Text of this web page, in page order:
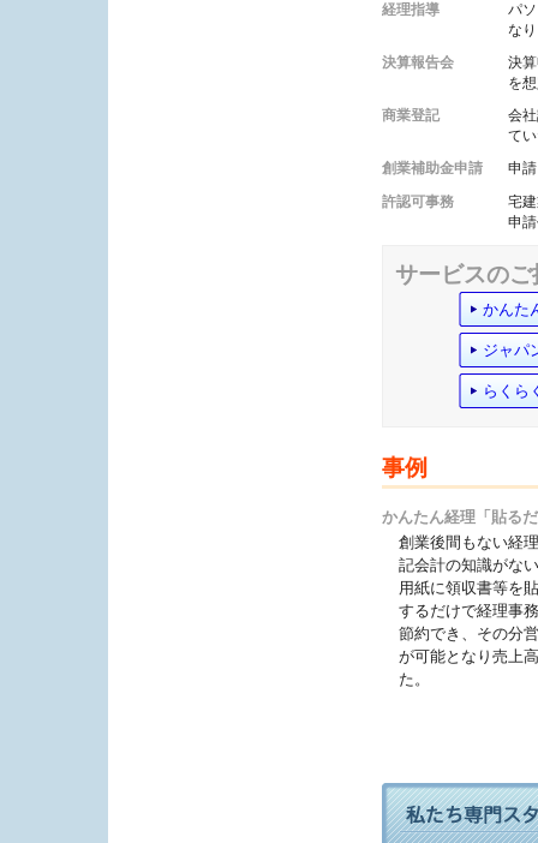
経理指導
パ
な
決算報告会
決
を
商業登記
会
て
創業補助金申請
申
許認可事務
宅
申
サービスのご
かんた
ジャパ
らくら
事例
かんたん経理「貼る
創業後間もない経
記会計の知識がな
用紙に領収書等を
するだけで経理事
節約でき、その分
が可能となり売上
た。